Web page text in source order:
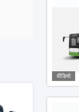
वीडियो